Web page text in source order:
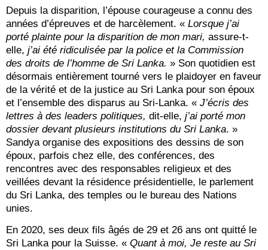
Depuis la disparition, l’épouse courageuse a connu des
années d’épreuves et de harcèlement. « Lorsque j’ai
porté plainte pour la disparition de mon mari, assure-t-
elle, j’ai été ridiculisée par la police et la Commission
des droits de l’homme de Sri Lanka. » Son quotidien est
désormais entièrement tourné vers le plaidoyer en faveur
de la vérité et de la justice au Sri Lanka pour son époux
et l’ensemble des disparus au Sri-Lanka. « J’écris des
lettres à des leaders politiques, dit-elle, j’ai porté mon
dossier devant plusieurs institutions du Sri Lanka. »
Sandya organise des expositions des dessins de son
époux, parfois chez elle, des conférences, des
rencontres avec des responsables religieux et des
veillées devant la résidence présidentielle, le parlement
du Sri Lanka, des temples ou le bureau des Nations
unies.
En 2020, ses deux fils âgés de 29 et 26 ans ont quitté le
Sri Lanka pour la Suisse. « Quant à moi, Je reste au Sri